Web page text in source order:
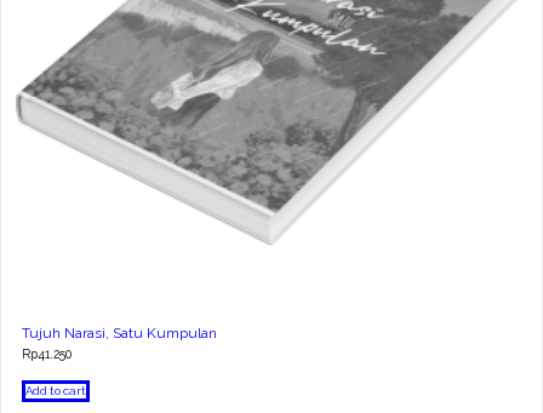
Tujuh Narasi, Satu Kumpulan
Rp41.250
Add to cart